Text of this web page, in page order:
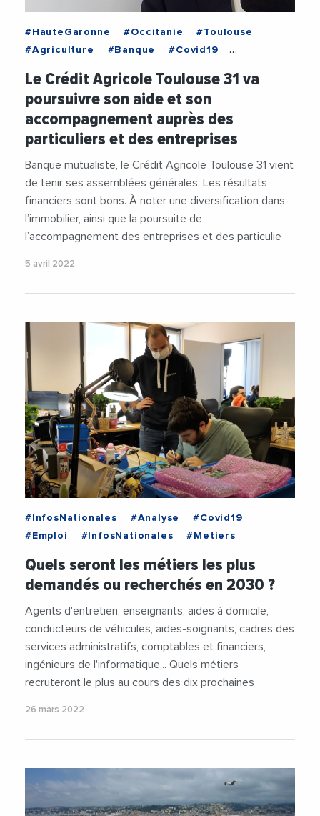
#HauteGaronne #Occitanie
#Toulouse
#Agriculture
#Banque
#Covid19
#Entreprises
#Financement
#FranceRelance
#HauteGaronne
#Immobilier
#Occitanie
#Partenariat
#Territoire
#Toulouse
#TransitionEnergetique
#Ukraine #Videos
Le Crédit Agricole Toulouse 31 va
poursuivre son aide et son
accompagnement auprès des
particuliers et des entreprises
Banque mutualiste, le Crédit Agricole Toulouse 31 vient
de tenir ses assemblées générales. Les résultats
financiers sont bons. À noter une diversification dans
l’immobilier, ainsi que la poursuite de
l’accompagnement des entreprises et des particulie
5 avril 2022
#InfosNationales #Analyse
#Covid19
#Emploi
#InfosNationales #Metiers
Quels seront les métiers les plus
demandés ou recherchés en 2030 ?
Agents d'entretien, enseignants, aides à domicile,
conducteurs de véhicules, aides-soignants, cadres des
services administratifs, comptables et financiers,
ingénieurs de l'informatique... Quels métiers
recruteront le plus au cours des dix prochaines
26 mars 2022